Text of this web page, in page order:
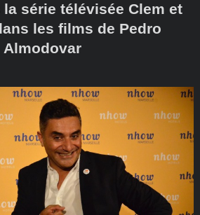
série télévisée Clem et
les films de Pedro
Almodovar